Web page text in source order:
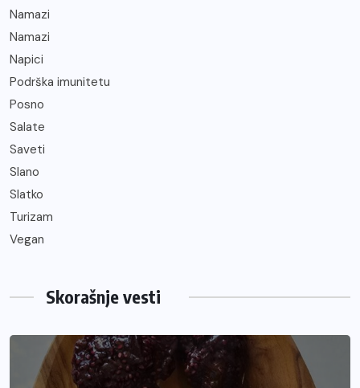
Namazi
Namazi
Napici
Podrška imunitetu
Posno
Salate
Saveti
Slano
Slatko
Turizam
Vegan
Skorašnje vesti